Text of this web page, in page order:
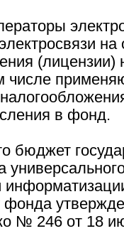
на
(лицензии)
числе
в фонд.
бюджет
№ 246 от 18